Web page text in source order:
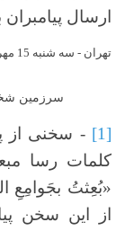
ارسال
تهران - سه شنبه 15 مهرماه 1404 برابر با 7 اکتبر 2025
سرزمین
[1]
- سخنی از
کلمات رسا
«بُعِثتُ بجَوامِعِ
از این سخن